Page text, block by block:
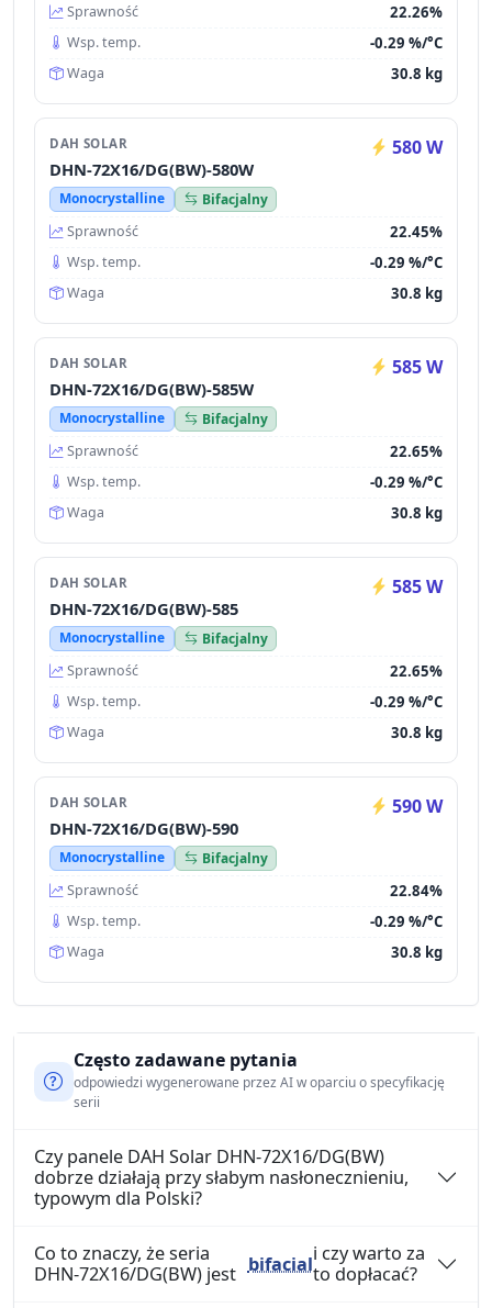
Sprawność
22.26%
Wsp. temp. -0.29 %/°C
Waga 30.8 kg
DAH SOLAR 580 W
DHN-72X16/DG(BW)-580W
Monocrystalline
Bifacjalny
Sprawność
22.45%
Wsp. temp. -0.29 %/°C
Waga 30.8 kg
DAH SOLAR 585 W
DHN-72X16/DG(BW)-585W
Monocrystalline
Bifacjalny
Sprawność
22.65%
Wsp. temp. -0.29 %/°C
Waga 30.8 kg
DAH SOLAR 585 W
DHN-72X16/DG(BW)-585
Monocrystalline
Bifacjalny
Sprawność
22.65%
Wsp. temp. -0.29 %/°C
Waga 30.8 kg
DAH SOLAR 590 W
DHN-72X16/DG(BW)-590
Monocrystalline
Bifacjalny
Sprawność
22.84%
Wsp. temp. -0.29 %/°C
Waga 30.8 kg
Często zadawane pytania
odpowiedzi wygenerowane przez AI w oparciu o specyfikację
serii
Czy panele DAH Solar DHN-72X16/DG(BW)
dobrze działają przy słabym nasłonecznieniu,
typowym dla Polski?
Co to znaczy, że seria
DHN-72X16/DG(BW) jest bifaciali czy warto za
to dopłacać?